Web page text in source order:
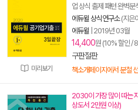
미리보기
업 상식 출제 패턴 완벽
에듀윌 상식연구소(지은
에듀윌 2019년 03월
14,400원 (10% 할인 /
구판절판
책소개페이지에서 분철
2030이 가장 많이 따는
상도서 2만원 이상)